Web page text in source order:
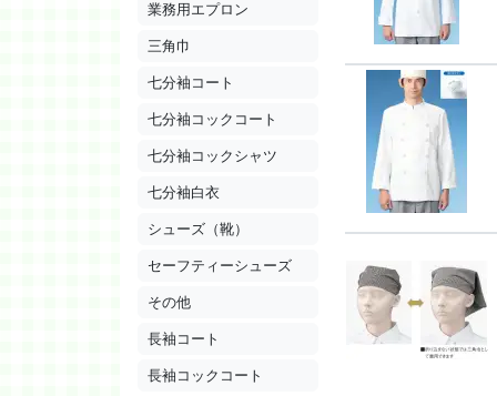
業務用エプロン
三角巾
七分袖コート
七分袖コックコート
七分袖コックシャツ
七分袖白衣
シューズ（靴）
セーフティーシューズ
その他
長袖コート
長袖コックコート